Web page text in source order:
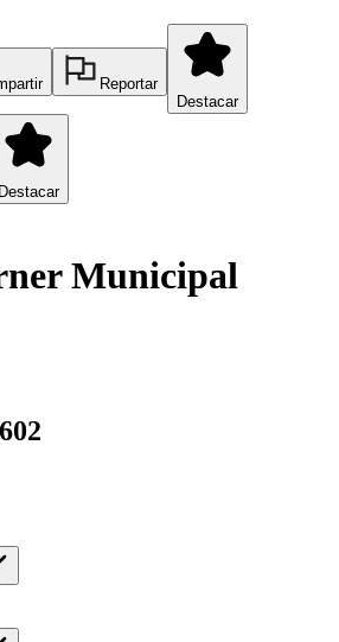
Reportar
Destacar
Destacar
Municipal